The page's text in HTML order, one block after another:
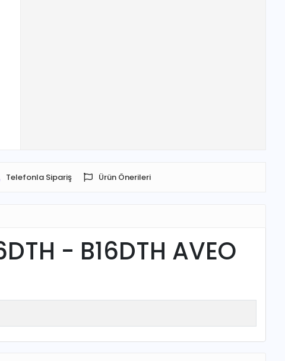
Telefonla Sipariş Ürün Önerileri
- B16DTH AVEO